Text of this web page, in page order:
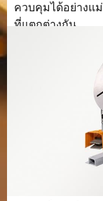
ควบคุมได้อย่างแ
ที่แตกต่างกัน.